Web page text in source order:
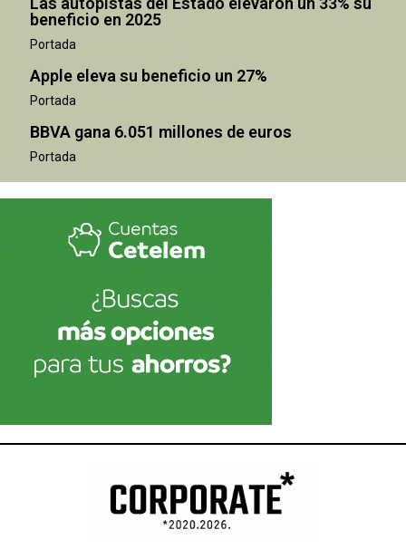
beneficio en 2025
Portada
Apple eleva su beneficio un 27%
Portada
BBVA gana 6.051 millones de euros
Portada